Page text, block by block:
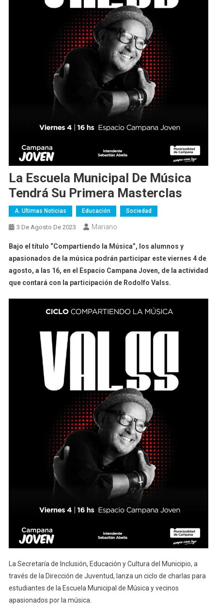
La Escuela Municipal De Música
Tendrá Su Primera Masterclas
A. Ultimas Noticias Educación Sociedad
3 De Agosto De 2023 Mariano
Bajo el título “Compartiendo la Música”, los alumnos y
apasionados de la música podrán participar esteviernes 4 de
agosto, a las 16, en el Espacio Campana Joven, de la actividad
que contará con la participación de Rodolfo Valss.
La Secretaría de Inclusión, Educación y Cultura del Municipio, a
través de la Dirección de Juventud, lanza un ciclo de charlas para
estudiantes de la Escuela Municipal de Música y vecinos
apasionados por la música.